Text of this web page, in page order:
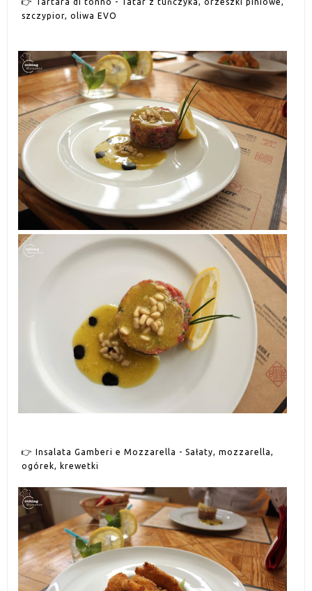
👉 Tartara di tonno - Tatar z tuńczyka, orzeszki piniowe,
szczypior, oliwa EVO
👉 Insalata Gamberi e Mozzarella - Sałaty, mozzarella,
ogórek, krewetki